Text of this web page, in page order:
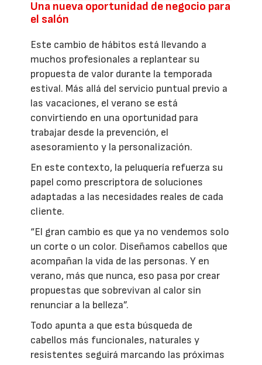
Una nueva oportunidad de negocio para
el salón
Este cambio de hábitos está llevando a
muchos profesionales a replantear su
propuesta de valor durante la temporada
estival. Más allá del servicio puntual previo a
las vacaciones, el verano se está
convirtiendo en una oportunidad para
trabajar desde la prevención, el
asesoramiento y la personalización.
En este contexto, la peluquería refuerza su
papel como prescriptora de soluciones
adaptadas a las necesidades reales de cada
cliente.
“El gran cambio es que ya no vendemos solo
un corte o un color. Diseñamos cabellos que
acompañan la vida de las personas. Y en
verano, más que nunca, eso pasa por crear
propuestas que sobrevivan al calor sin
renunciar a la belleza”.
Todo apunta a que esta búsqueda de
cabellos más funcionales, naturales y
resistentes seguirá marcando las próximas